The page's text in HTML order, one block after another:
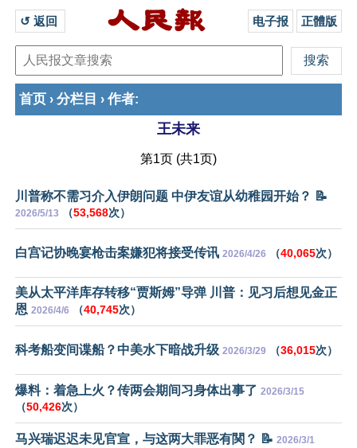
↺ 返回 电子报 正體版
首页 › 分栏目 › 作者:
王未来
第1页 (共1页)
川普称不需习介入伊朗问题 中伊友谊从幼稚园开始？ 📝
2026/5/13 （53,568次）
白宫记协晚宴枪击案嫌犯将接受传讯 2026/4/26 （40,065次）
美从太平洋库存转移“贾斯姆”导弹 川普：见习后想见金正
恩 2026/4/6 （40,745次）
科考船变间谍船？中美水下暗战升级 2026/3/29 （36,015次）
爆料：着急上火？传两会期间习身体出事了 2026/3/15
（50,426次）
马兴瑞迟迟未见官宣，与这两大罪恶有関？ 📝 2026/3/1